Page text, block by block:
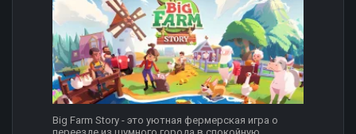
Big Farm Story - это уютная фермерская игра о